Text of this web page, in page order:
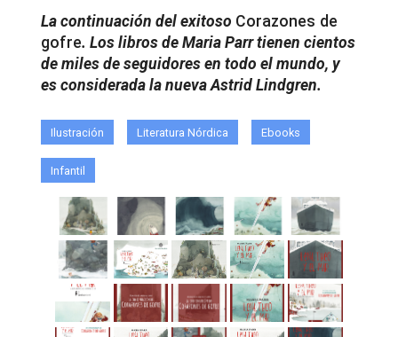
La continuación del exitoso Corazones de
gofre. Los libros de Maria Parr tienen cientos
de miles de seguidores en todo el mundo, y
es considerada la nueva Astrid Lindgren.
Ilustración Literatura Nórdica Ebooks
Infantil